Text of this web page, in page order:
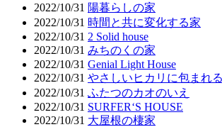
2022/10/31 陽暮らしの家
2022/10/31 時間と共に変化する家
2022/10/31 2 Solid house
2022/10/31 みちのくの家
2022/10/31 Genial Light House
2022/10/31 やさしいヒカリに包まれ
2022/10/31 ふたつのカオのいえ
2022/10/31 SURFER‘S HOUSE
2022/10/31 大屋根の棲家